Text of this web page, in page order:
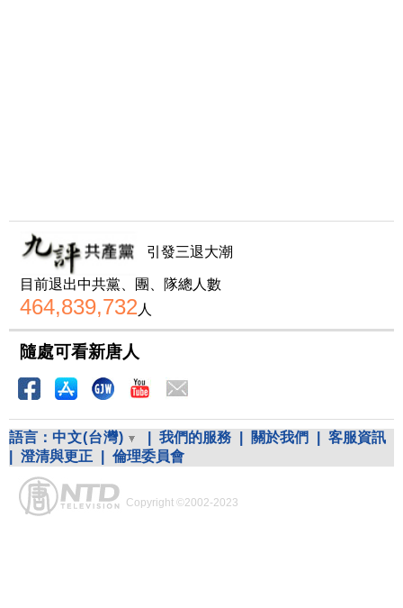
引發三退大潮
目前退出中共黨、團、隊總人數
464,839,732 人
隨處可看新唐人
語言： 中文(台灣) 我們的服務 關於我們
客服資訊
澄清與更正 倫理委員會
Copyright ©2002-2023